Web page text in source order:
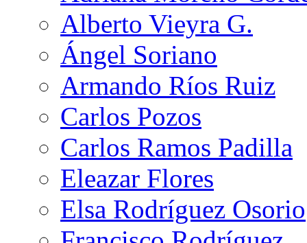
Alberto Vieyra G.
Ángel Soriano
Armando Ríos Ruiz
Carlos Pozos
Carlos Ramos Padilla
Eleazar Flores
Elsa Rodríguez Osorio